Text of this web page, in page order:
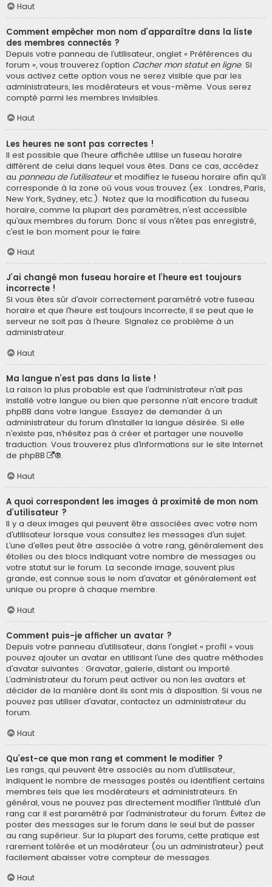
Haut
Comment empêcher mon nom d’apparaître dans la liste
des membres connectés ?
Depuis votre panneau de l’utilisateur, onglet « Préférences du
forum », vous trouverez l’option Cacher mon statut en ligne. Si
vous activez cette option vous ne serez visible que par les
administrateurs, les modérateurs et vous-même. Vous serez
compté parmi les membres invisibles.
Haut
Les heures ne sont pas correctes !
Il est possible que l’heure affichée utilise un fuseau horaire
différent de celui dans lequel vous êtes. Dans ce cas, accédez
au panneau de l’utilisateuret modifiez le fuseau horaire afin qu’il
corresponde à la zone où vous vous trouvez (ex : Londres, Paris,
New York, Sydney, etc.). Notez que la modification du fuseau
horaire, comme la plupart des paramètres, n’est accessible
qu’aux membres du forum. Donc si vous n’êtes pas enregistré,
c’est le bon moment pour le faire.
Haut
J’ai changé mon fuseau horaire et l’heure est toujours
incorrecte !
Si vous êtes sûr d’avoir correctement paramétré votre fuseau
horaire et que l’heure est toujours incorrecte, il se peut que le
serveur ne soit pas à l’heure. Signalez ce problème à un
administrateur.
Haut
Ma langue n’est pas dans la liste !
La raison la plus probable est que l’administrateur n’ait pas
installé votre langue ou bien que personne n’ait encore traduit
phpBB dans votre langue. Essayez de demander à un
administrateur du forum d’installer la langue désirée. Si elle
n’existe pas, n’hésitez pas à créer et partager une nouvelle
traduction. Vous trouverez plus d’informations sur le site Internet
de phpBB ®.
Haut
A quoi correspondent les images à proximité de mon nom
d’utilisateur ?
Il y a deux images qui peuvent être associées avec votre nom
d’utilisateur lorsque vous consultez les messages d’un sujet.
L’une d’elles peut être associée à votre rang, généralement des
étoiles ou des blocs indiquant votre nombre de messages ou
votre statut sur le forum. La seconde image, souvent plus
grande, est connue sous le nom d’avatar et généralement est
unique ou propre à chaque membre.
Haut
Comment puis-je afficher un avatar ?
Depuis votre panneau d’utilisateur, dans l’onglet « profil » vous
pouvez ajouter un avatar en utilisant l’une des quatre méthodes
d’avatar suivantes : Gravatar, galerie, distant ou importé.
L’administrateur du forum peut activer ou non les avatars et
décider de la manière dont ils sont mis à disposition. Si vous ne
pouvez pas utiliser d’avatar, contactez un administrateur du
forum.
Haut
Qu’est-ce que mon rang et comment le modifier ?
Les rangs, qui peuvent être associés au nom d’utilisateur,
indiquent le nombre de messages postés ou identifient certains
membres tels que les modérateurs et administrateurs. En
général, vous ne pouvez pas directement modifier l’intitulé d’un
rang car il est paramétré par l’administrateur du forum. Évitez de
poster des messages sur le forum dans le seul but de passer
au rang supérieur. Sur la plupart des forums, cette pratique est
rarement tolérée et un modérateur (ou un administrateur) peut
facilement abaisser votre compteur de messages.
Haut